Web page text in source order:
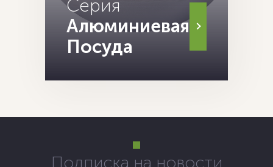
Серия
Алюминиевая
Посуда
Подписка на новости